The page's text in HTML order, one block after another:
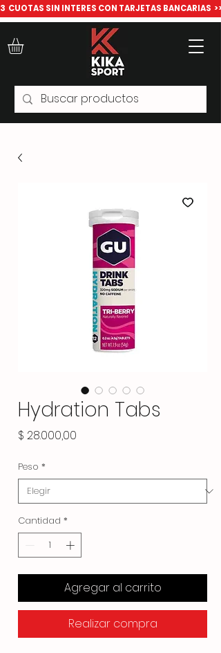
​3  CUOTAS SIN INTERES CON TARJETAS
Hydration Tabs
$ 28.000,00
Peso *
Cantidad *
Agregar al carrito
Realizar compra